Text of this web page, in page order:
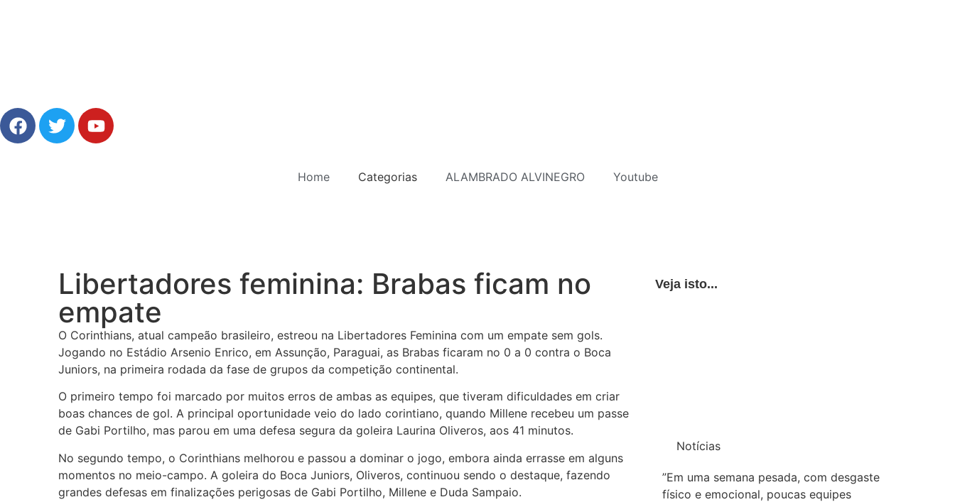
Home Categorias ALAMBRADO ALVINEGRO Youtube
Libertadores feminina: Brabas ficam no
empate
O Corinthians, atual campeão brasileiro, estreou na Libertadores Feminina com um empate sem gols.
Jogando no Estádio Arsenio Enrico, em Assunção, Paraguai, as Brabas ficaram no 0 a 0 contra o Boca
Juniors, na primeira rodada da fase de grupos da competição continental.
O primeiro tempo foi marcado por muitos erros de ambas as equipes, que tiveram dificuldades em criar
boas chances de gol. A principal oportunidade veio do lado corintiano, quando Millene recebeu um passe
de Gabi Portilho, mas parou em uma defesa segura da goleira Laurina Oliveros, aos 41 minutos.
No segundo tempo, o Corinthians melhorou e passou a dominar o jogo, embora ainda errasse em alguns
momentos no meio-campo. A goleira do Boca Juniors, Oliveros, continuou sendo o destaque, fazendo
grandes defesas em finalizações perigosas de Gabi Portilho, Millene e Duda Sampaio.
Veja isto...
Notícias
”Em uma semana pesada, com desgaste
físico e emocional, poucas equipes